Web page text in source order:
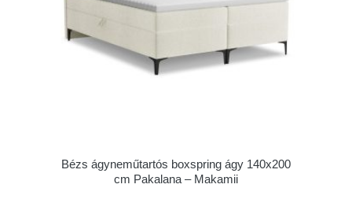
Bézs ágyneműtartós boxspring ágy 140x200
cm Pakalana – Makamii